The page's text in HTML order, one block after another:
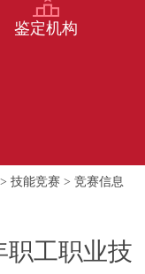
鉴定机构
> 技能竞赛 > 竞赛信息
职工职业技